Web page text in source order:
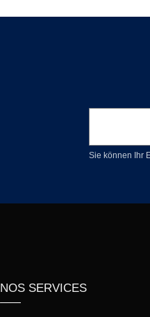
Sie können Ihr
NOS SERVICES